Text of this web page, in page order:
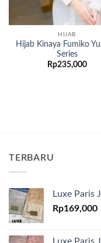
HIJAB
Hijab Kinaya Fumiko
Series
Rp235,000
TERBARU
Luxe Paris
Rp169,000